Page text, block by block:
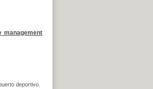
management
deportivo,